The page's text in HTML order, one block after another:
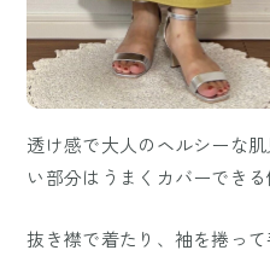
透け感で大人のヘルシーな
い部分はうまくカバーできる
抜き襟で着たり、袖を捲っ